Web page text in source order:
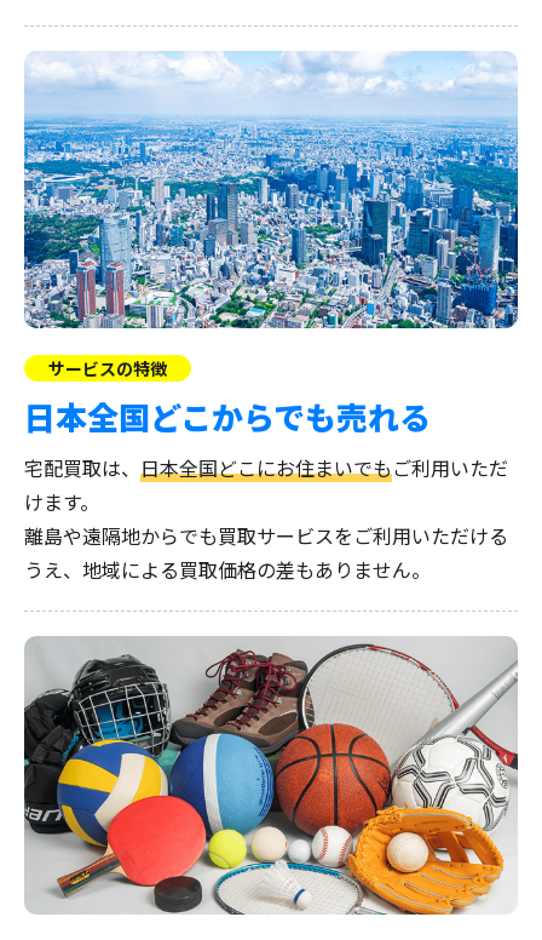
サービスの特徴
日本全国どこからでも売れる
宅配買取は、 日本全国どこにお住まいでもご利用いただ
けます。
離島や遠隔地からでも買取サービスをご利用いただける
うえ、地域による買取価格の差もありません。